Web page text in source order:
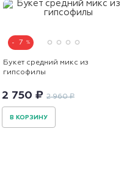
7
Букет средний микс из
гипсофилы
2 750 ₽ 2 960 ₽
В КОРЗИНУ